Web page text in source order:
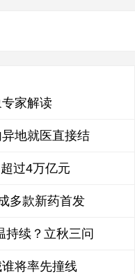
家解读
地就医直接结
过4万亿元
多款新药首发
持续？立秋三问
将率先撞线